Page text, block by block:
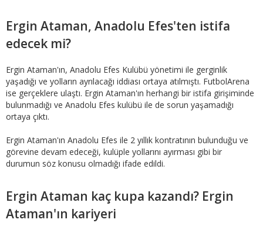
Ergin Ataman, Anadolu Efes'ten istifa
edecek mi?
Ergin Ataman'ın, Anadolu Efes Kulübü yönetimi ile gerginlik
yaşadığı ve yolların ayrılacağı iddiası ortaya atılmıştı. FutbolArena
ise gerçeklere ulaştı. Ergin Ataman'ın herhangi bir istifa girişiminde
bulunmadığı ve Anadolu Efes kulübü ile de sorun yaşamadığı
ortaya çıktı.
Ergin Ataman'ın Anadolu Efes ile 2 yıllık kontratının bulunduğu ve
görevine devam edeceği, kulüple yollarını ayırması gibi bir
durumun söz konusu olmadığı ifade edildi.
Ergin Ataman kaç kupa kazandı? Ergin
Ataman'ın kariyeri